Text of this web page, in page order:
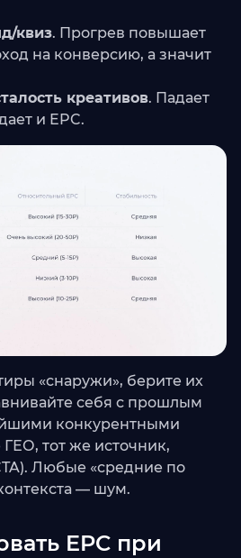
квиз. Прогрев повышает
на конверсию, а значит
креативов. Падает
и EPC.
«снаружи», берите их
себя с прошлым
конкурентными
тот же источник,
Любые «средние по
— шум.
EPC при